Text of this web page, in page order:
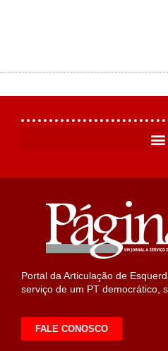
Portal da Articulação de
serviço de um PT democrático,
FALE CONOSCO